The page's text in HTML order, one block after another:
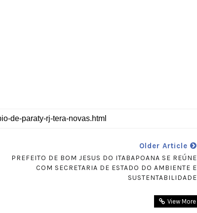
Older Article
PREFEITO DE BOM JESUS DO ITABAPOANA SE REÚNE
COM SECRETARIA DE ESTADO DO AMBIENTE E
SUSTENTABILIDADE
View More